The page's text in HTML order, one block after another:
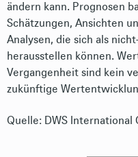
ändern kann. Prognosen
Schätzungen, Ansichten
Analysen, die sich als
herausstellen können.
Vergangenheit sind kein
zukünftige
Quelle: DWS International